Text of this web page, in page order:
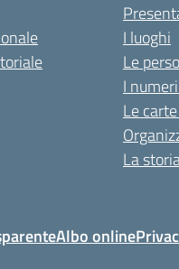
I luoghi
Le
I
Le
La
Albo online